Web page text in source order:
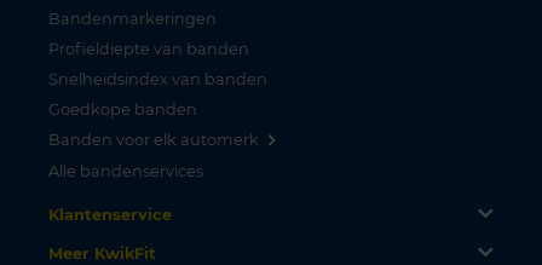
Bandenmarkeringen
Profieldiepte van banden
Snelheidsindex van banden
Goedkope banden
Banden voor elk automerk
Alle bandenservices
Klantenservice
Meer KwikFit